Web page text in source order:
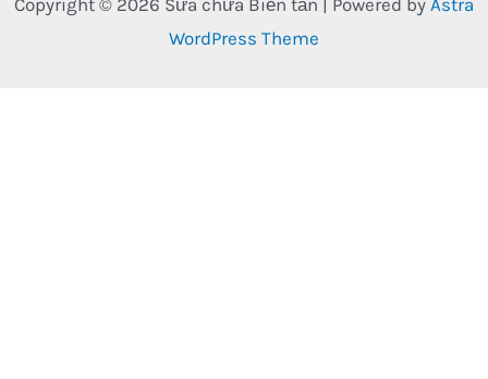
Copyright © 2026 Sửa chữa Biến tần | Powered by Astra
WordPress Theme